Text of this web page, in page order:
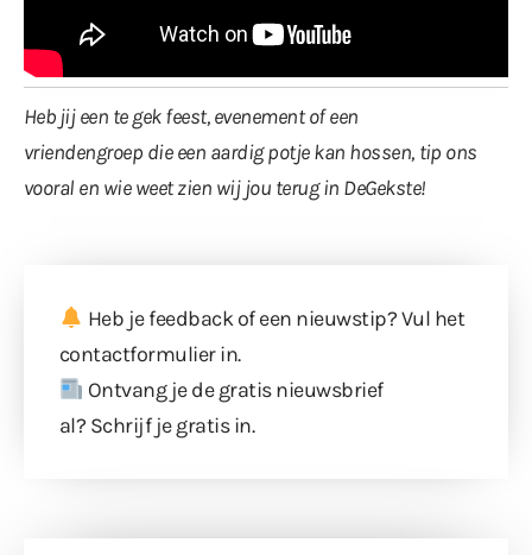
Heb jij een te gek feest, evenement of een
vriendengroep die een aardig potje kan hossen, tip ons
vooral en wie weet zien wij jou terug in DeGekste!
Heb je feedback of een nieuwstip? Vul het
contactformulierin.
Ontvang je de gratis nieuwsbrief
al? Schrijf je gratis in.